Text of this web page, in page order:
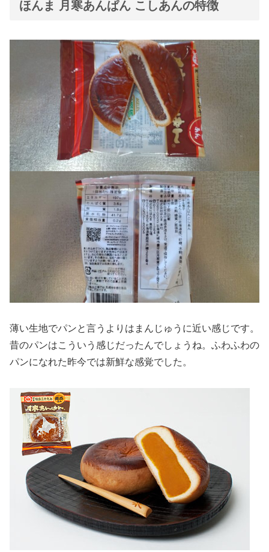
ほんま 月寒あんぱん こしあんの特徴
薄い生地でパンと言うよりはまんじゅうに近い感じです。
昔のパンはこういう感じだったんでしょうね。ふわふわの
パンになれた昨今では新鮮な感覚でした。